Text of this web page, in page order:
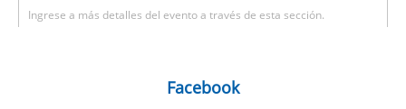
Ingrese a más detalles del evento a través de esta sección.
Facebook